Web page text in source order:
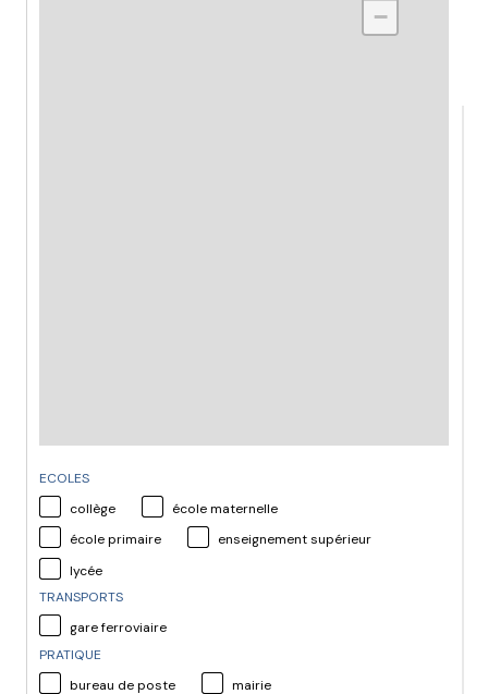
−
ECOLES
collège
école maternelle
école primaire
enseignement supérieur
lycée
TRANSPORTS
gare ferroviaire
PRATIQUE
bureau de poste
mairie